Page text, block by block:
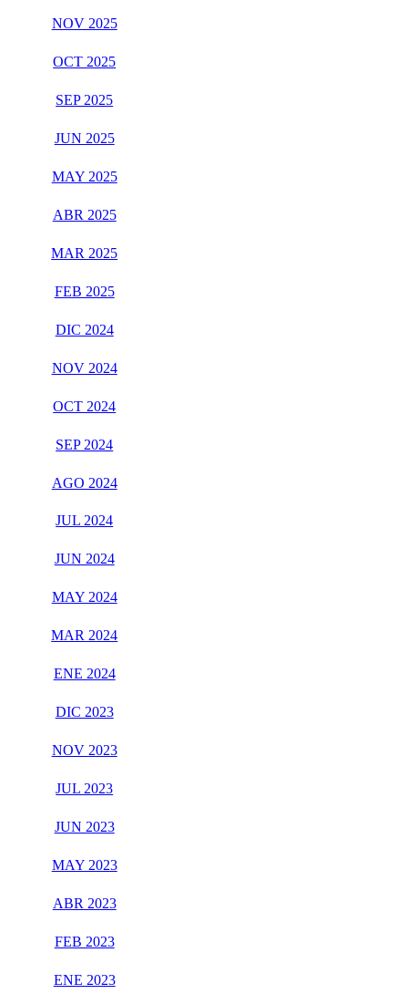
NOV 2025
OCT 2025
SEP 2025
JUN 2025
MAY 2025
ABR 2025
MAR 2025
FEB 2025
DIC 2024
NOV 2024
OCT 2024
SEP 2024
AGO 2024
JUL 2024
JUN 2024
MAY 2024
MAR 2024
ENE 2024
DIC 2023
NOV 2023
JUL 2023
JUN 2023
MAY 2023
ABR 2023
FEB 2023
ENE 2023